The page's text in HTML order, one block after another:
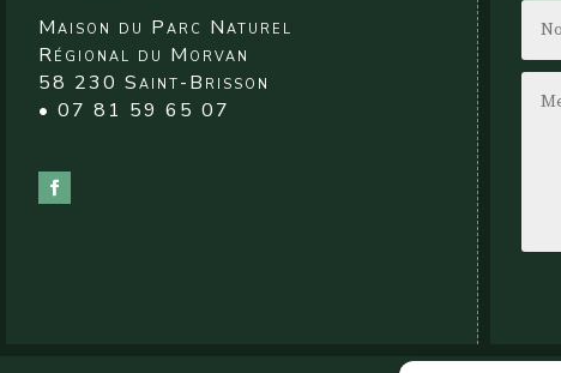
Maison du Parc Naturel
Régional du Morvan
58 230 Saint-Brisson
• 07 81 59 65 07